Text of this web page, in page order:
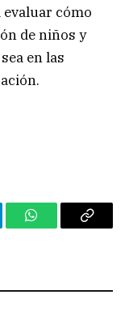
evaluar cómo
de niños y
en las
WhatsAppCopy